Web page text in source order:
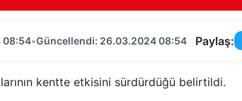
08:54•Güncellendi: 26.03.2024 08:54 Paylaş:
kentte etkisini sürdürdüğü belirtildi.